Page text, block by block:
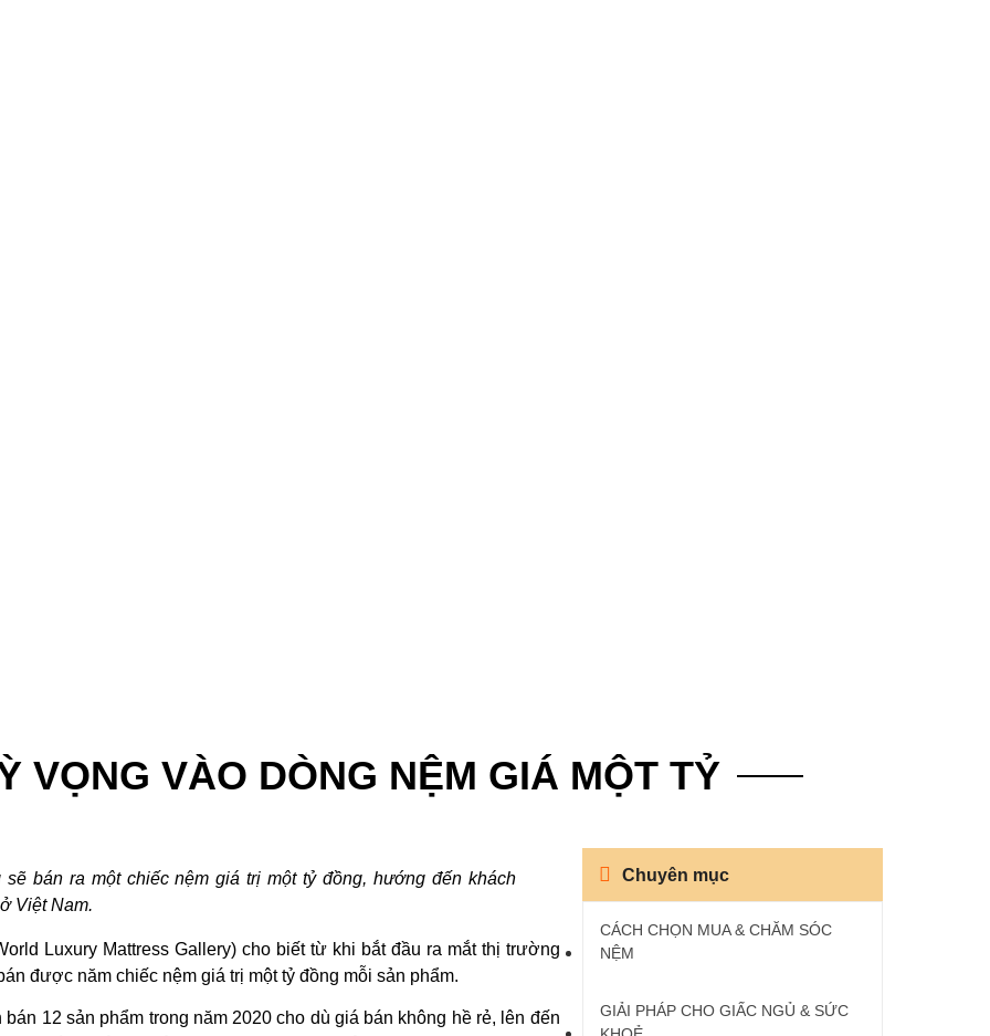
VỌNG VÀO DÒNG NỆM GIÁ MỘT TỶ
bán ra một chiếc nệm giá trị một tỷ đồng, hướng đến khách
Việt Nam.
Luxury Mattress Gallery) cho biết từ khi bắt đầu ra mắt thị trường
được năm chiếc nệm giá trị một tỷ đồng mỗi sản phẩm.
12 sản phẩm trong năm 2020 cho dù giá bán không hề rẻ, lên đến
Chuyên mục
CÁCH CHỌN MUA & CHĂM SÓC
NỆM
GIẢI PHÁP CHO GIẤC NGỦ & SỨC